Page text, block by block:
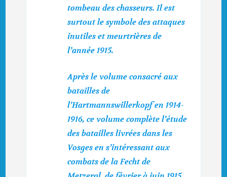
tombeau des chasseurs. Il est
surtout le symbole des attaques
inutiles et meurtrières de
l’année 1915.
Après le volume consacré aux
batailles de
l’Hartmannswillerkopf en 1914-
1916, ce volume complète l’étude
des batailles livrées dans les
Vosges en s’intéressant aux
combats de la Fecht de